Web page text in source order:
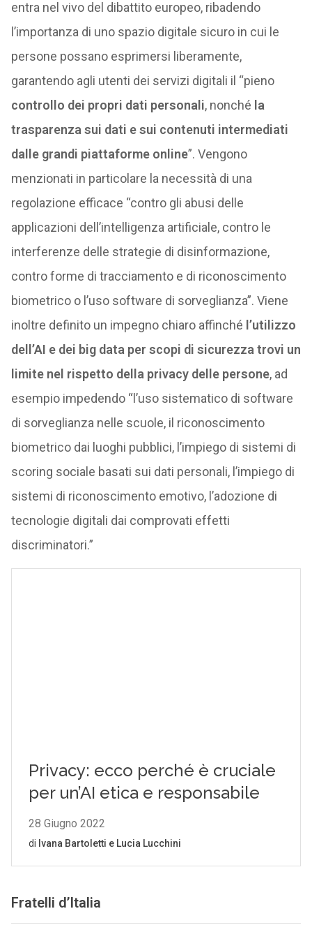
entra nel vivo del dibattito europeo, ribadendo
l’importanza di uno spazio digitale sicuro in cui le
persone possano esprimersi liberamente,
garantendo agli utenti dei servizi digitali il “pieno
controllo dei propri dati personali, nonché la
trasparenza sui dati e sui contenuti intermediati
dalle grandi piattaforme online”. Vengono
menzionati in particolare la necessità di una
regolazione efficace “contro gli abusi delle
applicazioni dell’intelligenza artificiale, contro le
interferenze delle strategie di disinformazione,
contro forme di tracciamento e di riconoscimento
biometrico o l’uso software di sorveglianza”. Viene
inoltre definito un impegno chiaro affinché l’utilizzo
dell’AI e dei big data per scopi di sicurezza trovi un
limite nel rispetto della privacy delle persone, ad
esempio impedendo “l’uso sistematico di software
di sorveglianza nelle scuole, il riconoscimento
biometrico dai luoghi pubblici, l’impiego di sistemi di
scoring sociale basati sui dati personali, l’impiego di
sistemi di riconoscimento emotivo, l’adozione di
tecnologie digitali dai comprovati effetti
discriminatori.”
Fratelli d’Italia